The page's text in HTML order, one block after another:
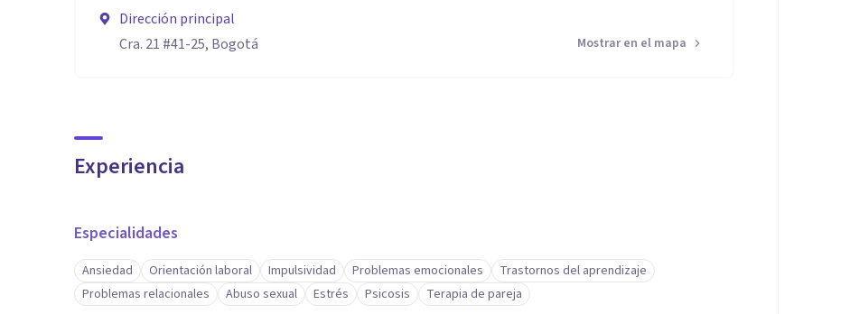
Dirección principal
Cra. 21 #41-25, Bogotá
Mostrar en el mapa
Experiencia
Especialidades
Ansiedad Orientación laboral Impulsividad Problemas emocionales
Trastornos del aprendizaje
Problemas relacionales
Abuso sexual Estrés Psicosis Terapia de pareja